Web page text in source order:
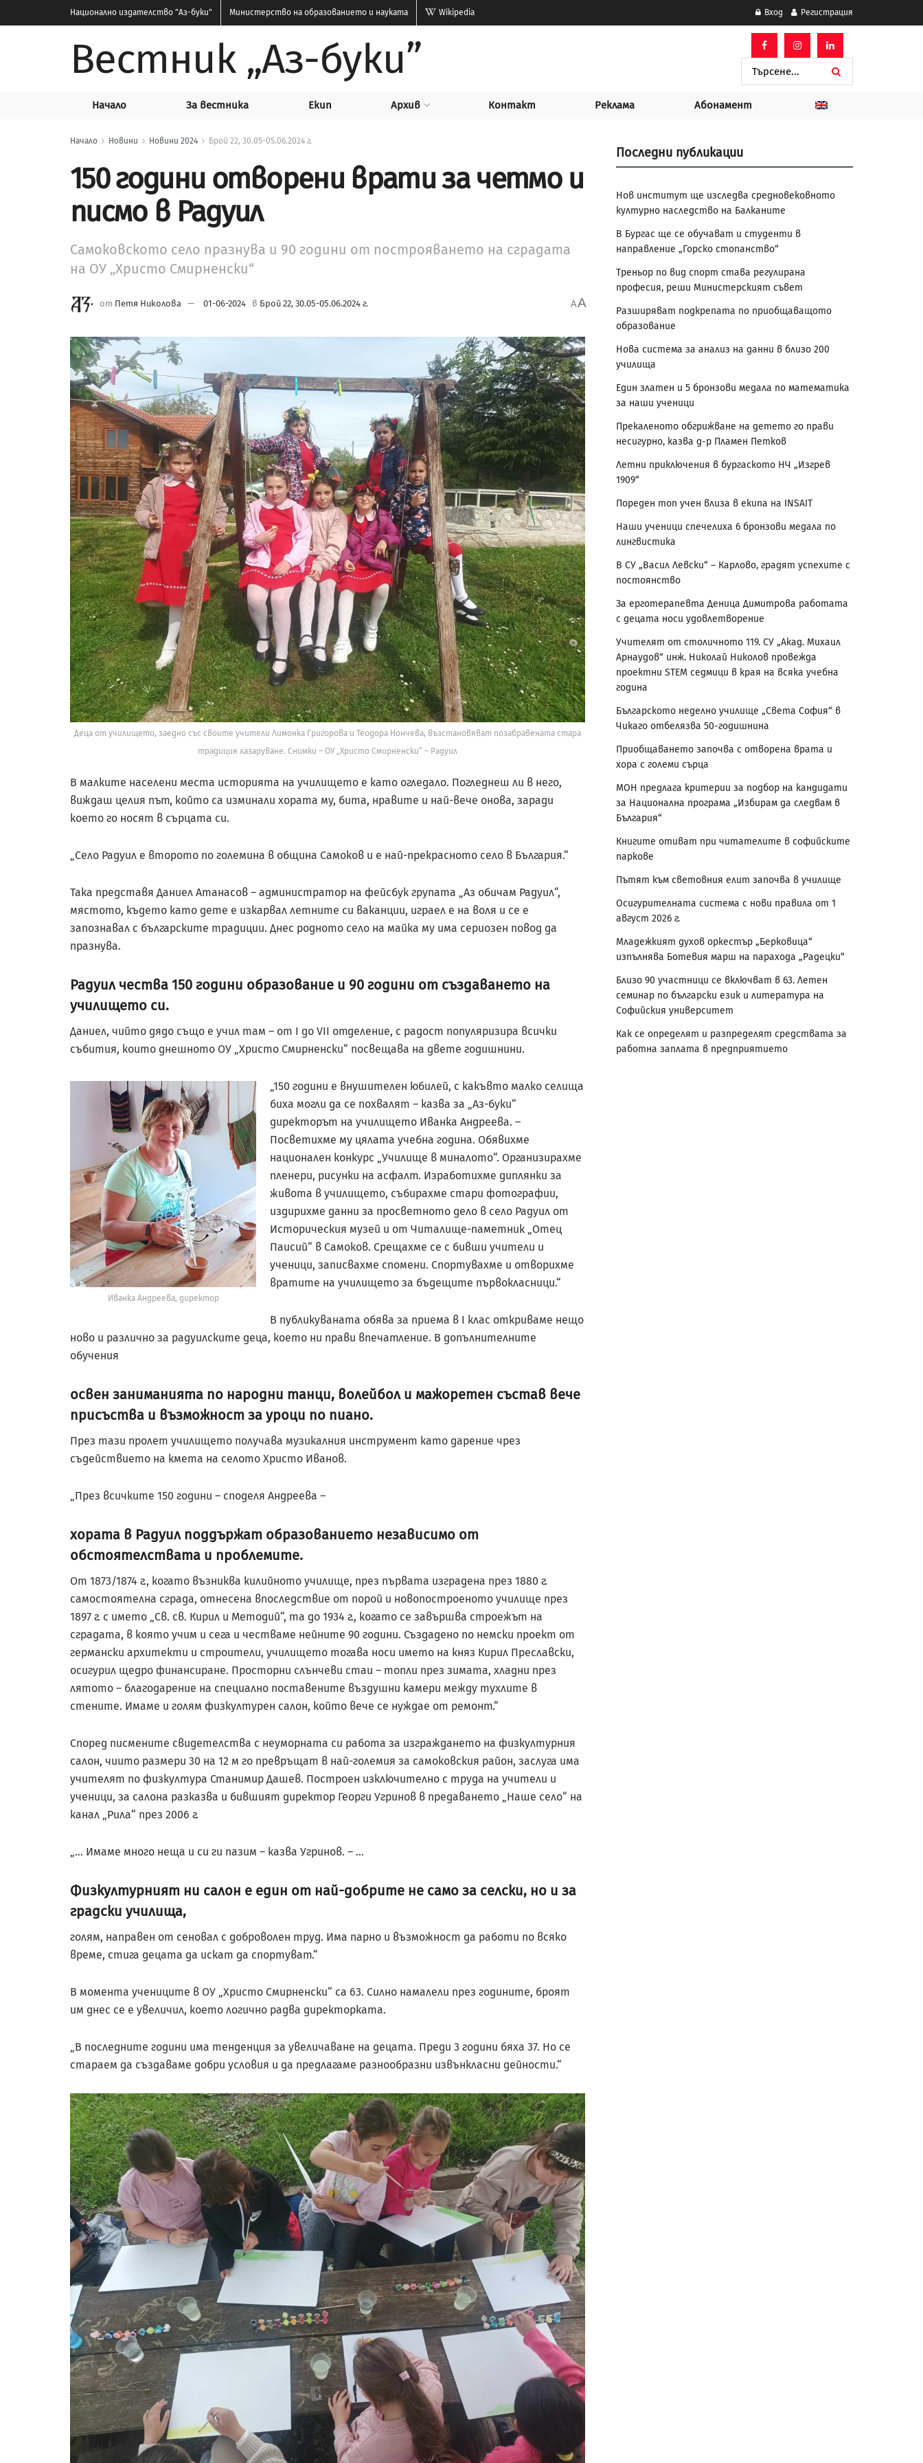
Национално издателство "Аз-буки" Министерство на образованието и науката Wikipedia Вход Регистрация
Вестник „Аз-буки”
Начало За вестника Екип Архив Контакт Реклама Абонамент
Начало Новини Новини 2024 Брой 22, 30.05-05.06.2024 г.
150 години отворени врати за четмо и
писмо в Радуил
Самоковското село празнува и 90 години от построяването на сградата
на ОУ „Христо Смирненски“
от Петя Николова 01-06-2024 в Брой 22, 30.05-05.06.2024 г. AA
Деца от училището, заедно със своите учители Лимонка Григорова и Теодора Нончева, възстановяват позабравената стара
традиция лазаруване. Снимки – ОУ „Христо Смирненски“ – Радуил
В малките населени места историята на училището е като огледало. Погледнеш ли в него,
виждаш целия път, който са изминали хората му, бита, нравите и най-вече онова, заради
което го носят в сърцата си.
„Село Радуил е второто по големина в община Самоков и е най-прекрасното село в България.“
Така представя Даниел Атанасов – администратор на фейсбук групата „Аз обичам Радуил“,
мястото, където като дете е изкарвал летните си ваканции, играел е на воля и се е
запознавал с българските традиции. Днес родното село на майка му има сериозен повод да
празнува.
Радуил чества 150 години образование и 90 години от създаването на
училището си.
Даниел, чийто дядо също е учил там – от I до VII отделение, с радост популяризира всички
събития, които днешното ОУ „Христо Смирненски“ посвещава на двете годишнини.
Иванка Андреева, директор
„150 години е внушителен юбилей, с какъвто малко селища
биха могли да се похвалят – казва за „Аз-буки“
директорът на училището Иванка Андреева. –
Посветихме му цялата учебна година. Обявихме
национален конкурс „Училище в миналото“. Организирахме
пленери, рисунки на асфалт. Изработихме диплянки за
живота в училището, събирахме стари фотографии,
издирихме данни за просветното дело в село Радуил от
Историческия музей и от Читалище-паметник „Отец
Паисий“ в Самоков. Срещахме се с бивши учители и
ученици, записвахме спомени. Спортувахме и отворихме
вратите на училището за бъдещите първокласници.“
В публикуваната обява за приема в I клас откриваме нещо
ново и различно за радуилските деца, което ни прави впечатление. В допълнителните
обучения
освен заниманията по народни танци, волейбол и мажоретен състав вече
присъства и възможност за уроци по пиано.
През тази пролет училището получава музикалния инструмент като дарение чрез
съдействието на кмета на селото Христо Иванов.
„През всичките 150 години – споделя Андреева –
хората в Радуил поддържат образованието независимо от
обстоятелствата и проблемите.
От 1873/1874 г., когато възниква килийното училище, през първата изградена през 1880 г.
самостоятелна сграда, отнесена впоследствие от порой и новопостроеното училище през
1897 г. с името „Св. св. Кирил и Методий“, та до 1934 г., когато се завършва строежът на
сградата, в която учим и сега и честваме нейните 90 години. Създадено по немски проект от
германски архитекти и строители, училището тогава носи името на княз Кирил Преславски,
осигурил щедро финансиране. Просторни слънчеви стаи – топли през зимата, хладни през
лятото – благодарение на специално поставените въздушни камери между тухлите в
стените. Имаме и голям физкултурен салон, който вече се нуждае от ремонт.“
Според писмените свидетелства с неуморната си работа за изграждането на физкултурния
салон, чиито размери 30 на 12 м го превръщат в най-големия за самоковския район, заслуга има
учителят по физкултура Станимир Дашев. Построен изключително с труда на учители и
ученици, за салона разказва и бившият директор Георги Угринов в предаването „Наше село“ на
канал „Рила“ през 2006 г.
„… Имаме много неща и си ги пазим – казва Угринов. – …
Физкултурният ни салон е един от най-добрите не само за селски, но и за
градски училища,
голям, направен от сеновал с доброволен труд. Има парно и възможност да работи по всяко
време, стига децата да искат да спортуват.“
В момента учениците в ОУ „Христо Смирненски“ са 63. Силно намалели през годините, броят
им днес се е увеличил, което логично радва директорката.
„В последните години има тенденция за увеличаване на децата. Преди 3 години бяха 37. Но се
стараем да създаваме добри условия и да предлагаме разнообразни извънкласни дейности.“
Последни публикации
Нов институт ще изследва средновековното
културно наследство на Балканите
В Бургас ще се обучават и студенти в
направление „Горско стопанство“
Треньор по вид спорт става регулирана
професия, реши Министерският съвет
Разширяват подкрепата по приобщаващото
образование
Нова система за анализ на данни в близо 200
училища
Един златен и 5 бронзови медала по математика
за наши ученици
Прекаленото обгрижване на детето го прави
несигурно, казва д-р Пламен Петков
Летни приключения в бургаското НЧ „Изгрев
1909“
Пореден топ учен влиза в екипа на INSAIT
Наши ученици спечелиха 6 бронзови медала по
лингвистика
В СУ „Васил Левски“ – Карлово, градят успехите с
постоянство
За ерготерапевта Деница Димитрова работата
с децата носи удовлетворение
Учителят от столичното 119. СУ „Акад. Михаил
Арнаудов“ инж. Николай Николов провежда
проектни STEM седмици в края на всяка учебна
година
Българското неделно училище „Света София“ в
Чикаго отбелязва 50-годишнина
Приобщаването започва с отворена врата и
хора с големи сърца
МОН предлага критерии за подбор на кандидати
за Национална програма „Избирам да следвам в
България“
Книгите отиват при читателите в софийските
паркове
Пътят към световния елит започва в училище
Осигурителната система с нови правила от 1
август 2026 г.
Младежкият духов оркестър „Берковица“
изпълнява Ботевия марш на парахода „Радецки“
Близо 90 участници се включват в 63. Летен
семинар по български език и литература на
Софийския университет
Как се определят и разпределят средствата за
работна заплата в предприятието